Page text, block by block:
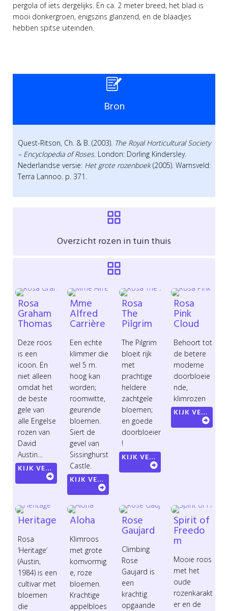
pergola of iets dergelijks. En ca. 2 meter breed; het blad is
mooi donkergroen, enigszins glanzend, en de blaadjes
hebben spitse uiteinden.
Bron
Quest-Ritson, Ch. & B. (2003). The Royal Horticultural Society
– Encyclopedia of Roses. London: Dorling Kindersley.
Nederlandse versie: Het grote rozenboek(2005). Warnsveld:
Terra Lannoo. p. 371.
Overzicht rozen in tuin thuis
Overzicht rozen in tuin thuis
Rosa
Graham
Thomas
Deze roos
is een
icoon. En
niet alleen
omdat het
de beste
gele van
alle Engelse
rozen van
David
Austin…
KIJK VERDER
Mme
Alfred
Carrière
Een echte
klimmer die
wel 5 m.
hoog kan
worden;
roomwitte,
geurende
bloemen.
Siert de
gevel van
Sissinghurst
Castle.
KIJK VERDER
Rosa
The
Pilgrim
The Pilgrim
bloeit rijk
met
prachtige
heldere
zachtgele
bloemen;
en goede
doorbloeier
!
KIJK VERDER
Rosa
Pink
Cloud
Behoort tot
de betere
moderne
doorbloeie
nde,
klimrozen
KIJK VERDER
Heritage
Rosa
‘Heritage’
(Austin,
1984) is een
cultivar met
bloemen
die
Aloha
Klimroos
met grote
komvormig
e, roze
bloemen.
Krachtige
appelbloes
Rose
Gaujard
Climbing
Rose
Gaujard is
een
krachtig
opgaande
Spirit of
Freedo
m
Mooie roos
met het
oude
rozenkarakt
er en de